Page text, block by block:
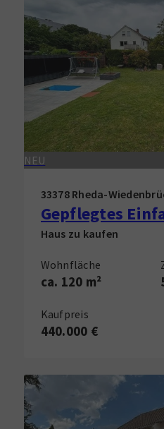
NEU
33378 Rheda-
Haus zu kaufen
Wohnfläche
ca. 120 m²
Kaufpreis
440.000 €